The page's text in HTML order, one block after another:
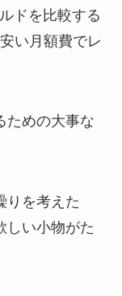
ドを比較する
い月額費でレ
ための大事な
りを考えた
しい小物がた